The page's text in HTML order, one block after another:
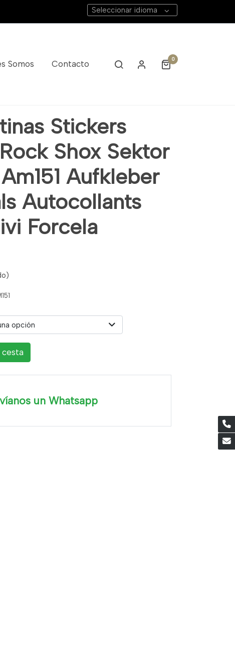
Seleccionar idioma
Somos Contacto 0
Adesivi Forcela
Stickers
Shox Sektor
Aufkleber
Autocollants
Forcela
opción
cesta
un Whatsapp